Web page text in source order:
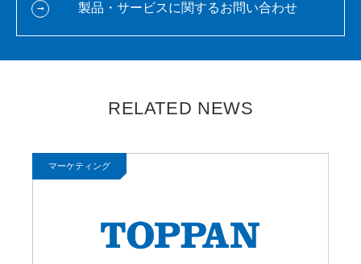
製品・サービスに関するお問い合わせ
RELATED NEWS
マーケティング